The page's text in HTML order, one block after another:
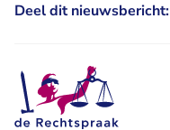
Deel dit nieuwsbericht: